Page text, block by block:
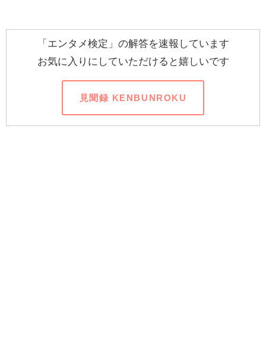
「エンタメ検定」の解答を速報しています
お気に入りにしていただけると嬉しいです
見聞録 KENBUNROKU